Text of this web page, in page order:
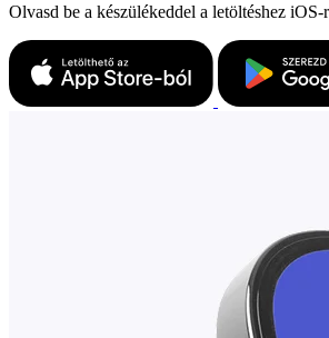
Olvasd be a készülékeddel a letöltéshez